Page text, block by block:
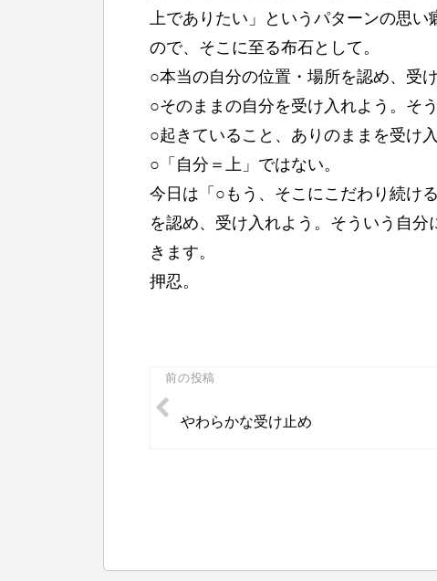
上でありたい」というパターンの思
ので、そこに至る布石として。
○本当の自分の位置・場所を認め、受け
○そのままの自分を受け入れよう。そ
○起きていること、ありのままを受け
○「自分＝上」ではない。
今日は「○もう、そこにこだわり続け
を認め、受け入れよう。そういう自
きます。
押忍。
投
稿
前の投稿
やわらかな受け止め